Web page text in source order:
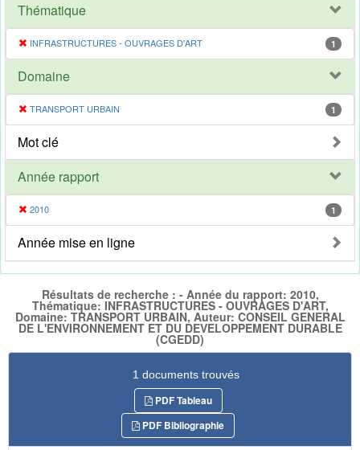
Thématique
INFRASTRUCTURES - OUVRAGES D'ART 1
Domaine
TRANSPORT URBAIN 1
Mot clé
Année rapport
2010 1
Année mise en ligne
Résultats de recherche : - Année du rapport: 2010,
Thématique: INFRASTRUCTURES - OUVRAGES D'ART,
Domaine: TRANSPORT URBAIN, Auteur: CONSEIL GENERAL
DE L'ENVIRONNEMENT ET DU DEVELOPPEMENT DURABLE
(CGEDD)
1 documents trouvés
PDF Tableau
PDF Bibliographie